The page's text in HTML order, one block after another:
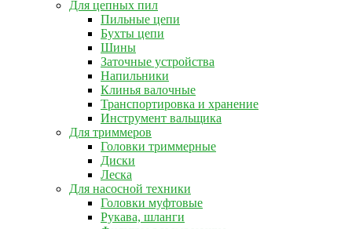
Для цепных пил
Пильные цепи
Бухты цепи
Шины
Заточные устройства
Напильники
Клинья валочные
Транспортировка и хранение
Инструмент вальщика
Для триммеров
Головки триммерные
Диски
Леска
Для насосной техники
Головки муфтовые
Рукава, шланги